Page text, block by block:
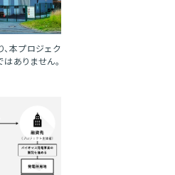
本プロジェク
ありません。